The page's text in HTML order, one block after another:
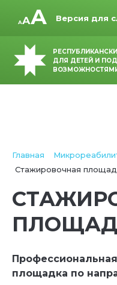
Версия для
ДЛЯ ДЕТЕЙ И
Главная
Стажировочная
площадка по